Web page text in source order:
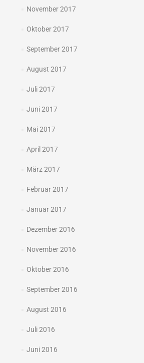
November 2017
Oktober 2017
September 2017
August 2017
Juli 2017
Juni 2017
Mai 2017
April 2017
März 2017
Februar 2017
Januar 2017
Dezember 2016
November 2016
Oktober 2016
September 2016
August 2016
Juli 2016
Juni 2016